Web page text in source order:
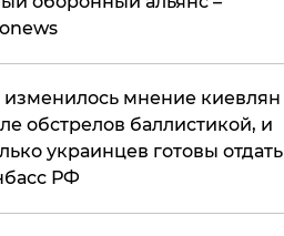
изменилось мнение киевлян
обстрелов баллистикой, и
украинцев готовы отдать
РФ